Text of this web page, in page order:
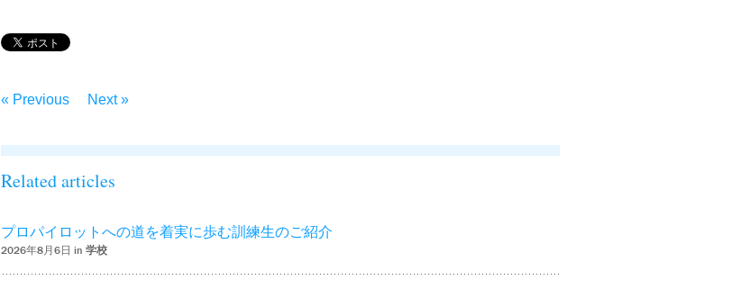
« Previous Next »
Related articles
プロパイロットへの道を着実に歩む訓練生のご紹介
2026年8月6日 in 学校